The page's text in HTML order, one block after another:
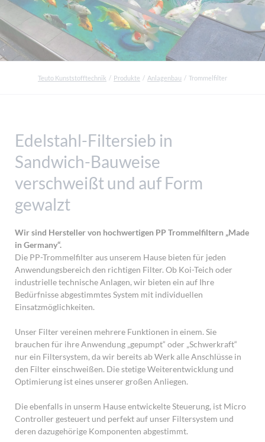
Teuto Kunststofftechnik Produkte Anlagenbau Trommelfilter
Edelstahl-Filtersieb in
Sandwich-Bauweise
verschweißt und auf Form
gewalzt
Wir sind Hersteller von hochwertigen PP Trommelfiltern „Made
in Germany“.
Die PP-Trommelfilter aus unserem Hause bieten für jeden
Anwendungsbereich den richtigen Filter. Ob Koi-Teich oder
industrielle technische Anlagen, wir bieten ein auf Ihre
Bedürfnisse abgestimmtes System mit individuellen
Einsatzmöglichkeiten.
Unser Filter vereinen mehrere Funktionen in einem. Sie
brauchen für ihre Anwendung „gepumpt“ oder „Schwerkraft“
nur ein Filtersystem, da wir bereits ab Werk alle Anschlüsse in
den Filter einschweißen. Die stetige Weiterentwicklung und
Optimierung ist eines unserer großen Anliegen.
Die ebenfalls in unserm Hause entwickelte Steuerung, ist Micro
Controller gesteuert und perfekt auf unser Filtersystem und
deren dazugehörige Komponenten abgestimmt.